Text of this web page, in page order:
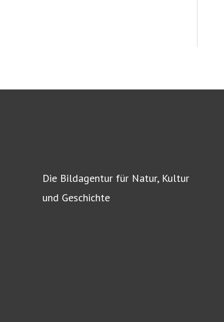
Die Bildagentur für Natur, Kultur
und Geschichte